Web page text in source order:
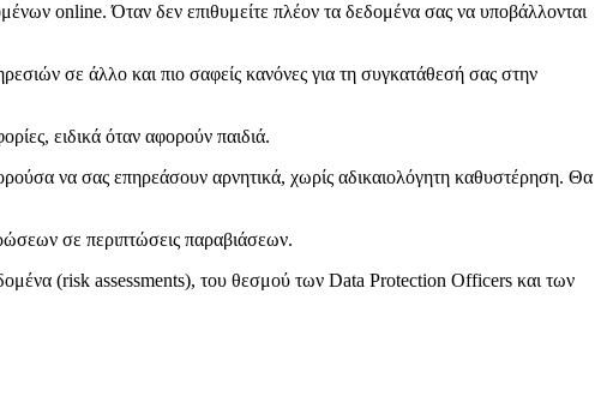
online. Όταν δεν επιθυμείτε πλέον τα δεδομένα σας να υποβάλλονται
σε άλλο και πιο σαφείς κανόνες για τη συγκατάθεσή σας στην
ειδικά όταν αφορούν παιδιά.
να σας επηρεάσουν αρνητικά, χωρίς αδικαιολόγητη καθυστέρηση. Θα
σε περιπτώσεις παραβιάσεων.
(risk assessments), του θεσμού των Data Protection Officers και των